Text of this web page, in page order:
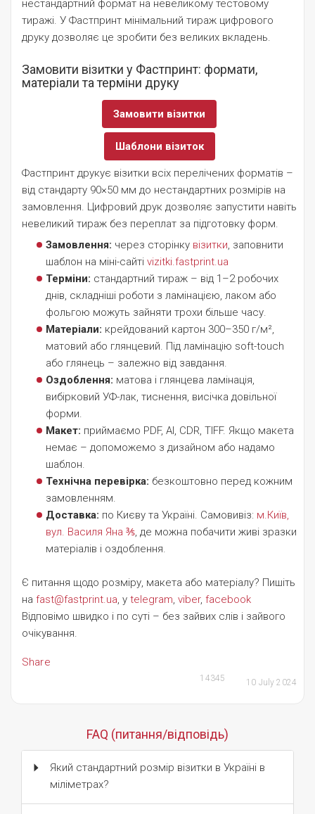
нестандартний формат на невеликому тестовому
тиражі. У Фастпринт мінімальний тираж цифрового
друку дозволяє це зробити без великих вкладень.
Замовити візитки у Фастпринт: формати,
матеріали та терміни друку
Замовити візитки
Шаблони візиток
Фастпринт друкує візитки всіх перелічених форматів –
від стандарту 90×50 мм до нестандартних розмірів на
замовлення. Цифровий друк дозволяє запустити навіть
невеликий тираж без переплат за підготовку форм.
Замовлення: через сторінку візитки, заповнити
шаблон на міні-сайті vizitki.fastprint.ua
Терміни: стандартний тираж – від 1–2 робочих
днів, складніші роботи з ламінацією, лаком або
фольгою можуть зайняти трохи більше часу.
Матеріали: крейдований картон 300–350 г/м²,
матовий або глянцевий. Під ламінацію soft-touch
або глянець – залежно від завдання.
Оздоблення: матова і глянцева ламінація,
вибірковий УФ-лак, тиснення, висічка довільної
форми.
Макет: приймаємо PDF, AI, CDR, TIFF. Якщо макета
немає – допоможемо з дизайном або надамо
шаблон.
Технічна перевірка: безкоштовно перед кожним
замовленням.
Доставка: по Києву та Україні. Самовивіз: м.Київ,
вул. Василя Яна ⅗, де можна побачити живі зразки
матеріалів і оздоблення.
Є питання щодо розміру, макета або матеріалу? Пишіть
на fast@fastprint.ua, у telegram, viber, facebook
Відповімо швидко і по суті – без зайвих слів і зайвого
очікування.
Share
10 July 2024
14345
FAQ (питання/відповідь)
Який стандартний розмір візитки в Україні в
міліметрах?